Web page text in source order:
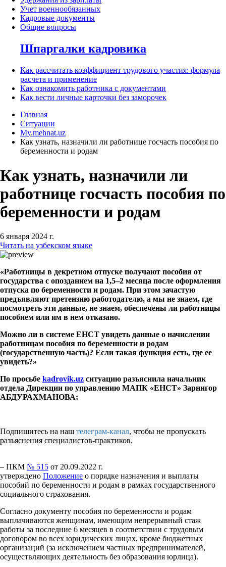
Учет военнообязанных
Кадровые документы
Общие вопросы
Шпаргалки кадровика
Как рассчитать коэффициент трудового участия: формула
расчета и применение
Как ознакомить работника с документами
Как вести личные карточки без заморочек
Главная
Ситуации
My.mehnat.uz
Как узнать, назначили ли работнице госчасть пособия по
беременности и родам
Как узнать, назначили ли
работнице госчасть пособия по
беременности и родам
6 января 2024 г.
Читать на узбекском языке
«Работницы в декретном отпуске получают пособия от
государства с опозданием на 1,5–2 месяца после оформления
отпуска по беременности и родам. При этом зачастую
предъявляют претензию работодателю, а мы не знаем, где
посмотреть эти данные, не знаем, обеспечены ли работницы
пособием или им в нем отказано.
Можно ли в системе ЕНСТ увидеть данные о начислении
работницам пособия по беременности и родам
(государственную часть)? Если такая функция есть, где ее
увидеть?»
По просьбе kadrovik.uz ситуацию разъяснила начальник
отдела Дирекции по управлению МАПК «ЕНСТ» Зарнигор
АБДУРАХМАНОВА:
Подпишитесь на наш телеграм-канал, чтобы не пропускать
разъяснения специалистов-практиков.
– ПКМ № 515 от 20.09.2022 г.
утверждено Положение о порядке назначения и выплаты
пособий по беременности и родам в рамках государственного
социального страхования.
Согласно документу пособия по беременности и родам
выплачиваются женщинам, имеющим непрерывный стаж
работы за последние 6 месяцев в соответствии с трудовым
договором во всех юридических лицах, кроме бюджетных
организаций (за исключением частных предпринимателей,
осуществляющих деятельность без образования юрлица).